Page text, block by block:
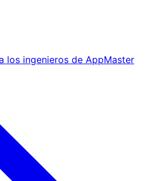
los ingenieros de AppMaster